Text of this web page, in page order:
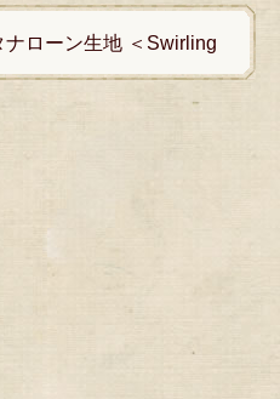
ナローン生地 ＜Swirling